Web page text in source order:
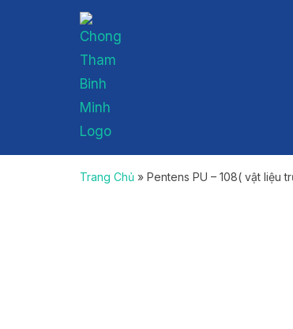
Trang Chủ» Pentens PU – 108( vật liệu